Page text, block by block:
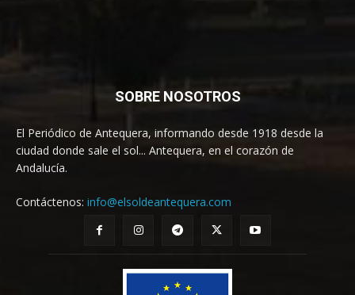
SOBRE NOSOTROS
El Periódico de Antequera, informando desde 1918 desde la
ciudad donde sale el sol... Antequera, en el corazón de
Andalucía.
Contáctenos: info@elsoldeantequera.com